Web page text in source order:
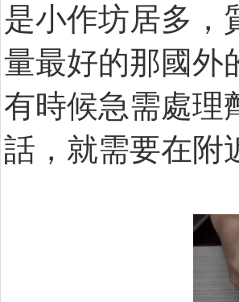
是小作坊居多
量最好的那國外
有時候急需處理
話，就需要在附近